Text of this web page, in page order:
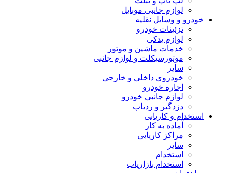
لوازم جانبی موبایل
خودرو و وسایل نقلیه
تزئینات خودرو
لوازم یدکی
خدمات ماشین و موتور
موتورسیکلت و لوازم جانبی
سایر
خودروی داخلی و خارجی
اجاره خودرو
لوازم جانبی خودرو
دزدگیر و ردیاب
استخدام و کاریابی
آماده به کار
مراکز کاریابی
سایر
استخدام
استخدام بازاریاب